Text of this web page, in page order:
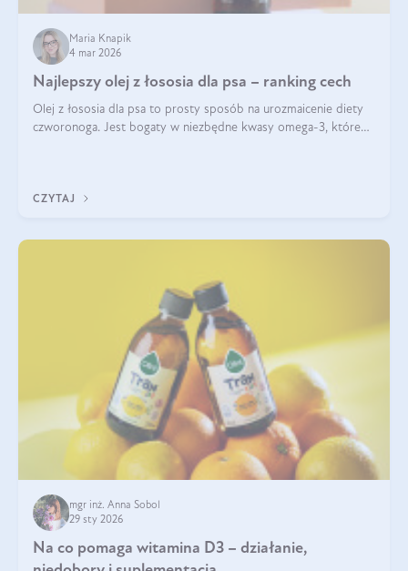
Maria Knapik
4 mar 2026
Najlepszy olej z łososia dla psa – ranking cech
Olej z łososia dla psa to prosty sposób na urozmaicenie diety
czworonoga. Jest bogaty w niezbędne kwasy omega-3, które
CZYTAJ
mgr inż. Anna Sobol
29 sty 2026
Na co pomaga witamina D3 – działanie,